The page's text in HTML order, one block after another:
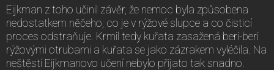
Eijkman z toho učinil závěr, že nemoc byla způsobena
nedostatkem něčeho, co je v rýžové slupce a co čisticí
proces odstraňuje. Krmil tedy kuřata zasažená beri-beri
rýžovými otrubami a kuřata se jako zázrakem vyléčila. Na
neštěstí Eijkmanovo učení nebylo přijato tak snadno.